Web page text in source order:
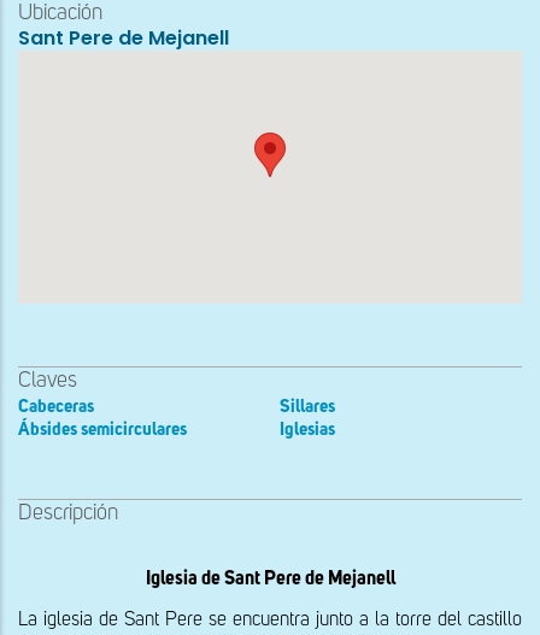
Ubicación
Sant Pere de Mejanell
Claves
Cabeceras
Ábsides semicirculares
Sillares
Iglesias
Descripción
Iglesia de Sant Pere de Mejanell
La iglesia de Sant Pere se encuentra junto a la torre del castillo